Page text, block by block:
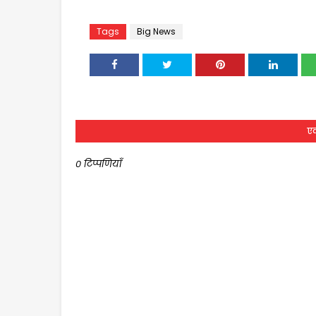
Tags Big News
0 टिप्पणियाँ